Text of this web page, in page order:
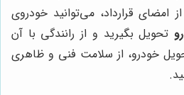
امضای قرارداد، می‌توانید خودروی
تحویل بگیرید و از رانندگی با آن
خودرو، از سلامت فنی و ظاهری